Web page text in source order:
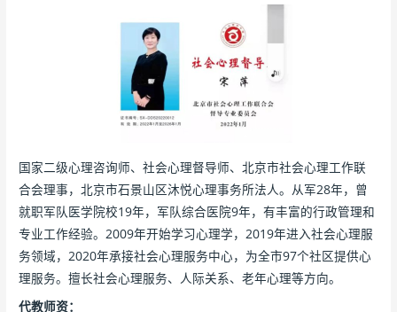
国家二级心理咨询师、社会心理督导师、北京市社会心理工作联
合会理事，北京市石景山区沐悦心理事务所法人。从军28年，曾
就职军队医学院校19年，军队综合医院9年，有丰富的行政管理和
专业工作经验。2009年开始学习心理学，2019年进入社会心理服
务领域，2020年承接社会心理服务中心，为全市97个社区提供心
理服务。擅长社会心理服务、人际关系、老年心理等方向。
代教师资：